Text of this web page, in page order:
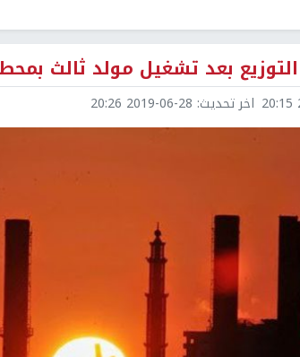
بعد تشغيل مولد ثالث
اخر تحديث: 2019-06-28 20:26